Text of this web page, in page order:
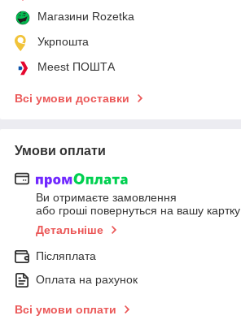
Магазини Rozetka
Укрпошта
Meest ПОШТА
Всі умови доставки
Умови оплати
Ви отримаєте замовлення
або гроші повернуться на вашу картку
Детальніше
Післяплата
Оплата на рахунок
Всі умови оплати